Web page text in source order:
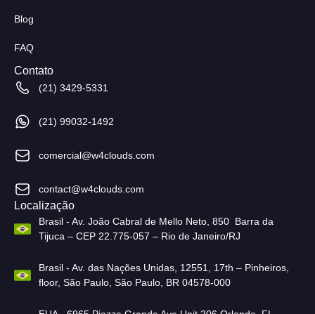
Blog
FAQ
Contato
(21) 3429-5331
(21) 99032-1492
comercial@w4clouds.com
contact@w4clouds.com
Localização
Brasil - Av. João Cabral de Mello Neto, 850 Barra da
Tijuca – CEP 22.775-057 – Rio de Janeiro/RJ
Brasil - Av. das Nações Unidas, 12551, 17th – Pinheiros,
floor, São Paulo, São Paulo, BR 04578-000